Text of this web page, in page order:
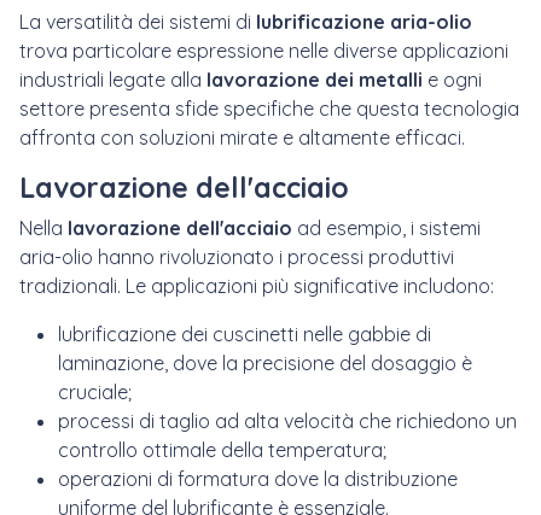
La versatilità dei sistemi di lubrificazione aria-olio
trova particolare espressione nelle diverse applicazioni
industriali legate alla lavorazione dei metalli e ogni
settore presenta sfide specifiche che questa tecnologia
affronta con soluzioni mirate e altamente efficaci.
Lavorazione dell'acciaio
Nella lavorazione dell'acciaio ad esempio, i sistemi
aria-olio hanno rivoluzionato i processi produttivi
tradizionali. Le applicazioni più significative includono:
lubrificazione dei cuscinetti nelle gabbie di
laminazione, dove la precisione del dosaggio è
cruciale;
processi di taglio ad alta velocità che richiedono un
controllo ottimale della temperatura;
operazioni di formatura dove la distribuzione
uniforme del lubrificante è essenziale.